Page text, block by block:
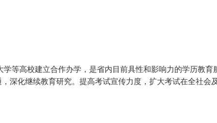
等高校建立合作办学，是省内目前具性和影响力的学历教育
深化继续教育研究。提高考试宣传力度，扩大考试在全社会